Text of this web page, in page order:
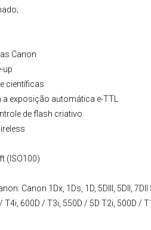
Canon
up
científicas
exposição automática e-TTL
de flash criativo
(ISO100)
: Canon 1Dx, 1Ds, 1D, 5DIII, 5DII, 7DII
T4i, 600D / T3i, 550D / 5D T2i, 500D /